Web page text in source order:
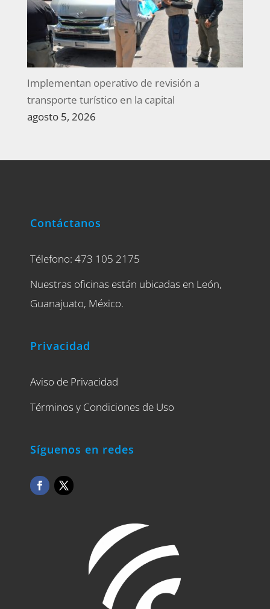
Implementan operativo de revisión a
transporte turístico en la capital
agosto 5, 2026
Contáctanos
Télefono: 473 105 2175
Nuestras oficinas están ubicadas en León,
Guanajuato, México.
Privacidad
Aviso de Privacidad
Términos y Condiciones de Uso
Síguenos en redes